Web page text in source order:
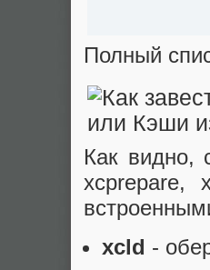
Полный
Как видно,
xcprepare,
xcld -